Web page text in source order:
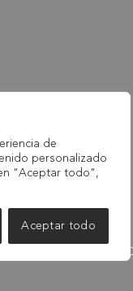
de
personalizado
"Aceptar todo",
Aceptar todo
©